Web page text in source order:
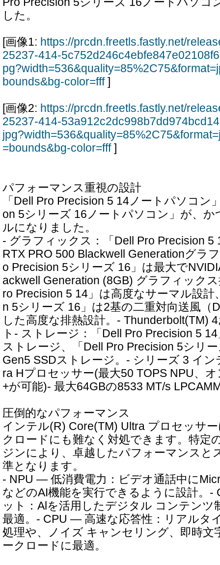
した。
[画像1: https://prcdn.freetls.fastly.net/
25237-414-
bounds&bg-color=fff]
[画像2: https://prcdn.freetls.fastly.net/
25237-414-
=bounds&bg-color=fff]
パフォーマンス重視の設計
「Dell Pro Precision 5 14ノートパソコン
on 5シリーズ 16ノートパソコン」が、
ルになりました。
- グラフィックス：「Dell Pro Precision 5
RTX PRO 500 Blackwell Generationグラ
o Precision 5シリーズ 16」は最大で
ackwell Generation (8GB) グラフィック
ro Precision 5 14」は高度なサーマル設計
n 5シリーズ 16」は2基の二重対向送風（
した高度な排熱設計。- Thunderbolt(TM)
ト- ストレージ：「Dell Pro Precision 5
ストレージ、「Dell Pro Precision 5シリ
Gen5 SSDストレージ。- シリーズ 3 イ
ra Hプロセッサー(最大50 TOPS NPU、
+が可能)- 最大64GBの8533 MT/s
圧倒的なパフォーマンス
インテル(R) Core(TM) Ultra プロセッサ
クロードにも難なく対処できます。特定
ジンにより、卓越したパフォーマンスと
準となります。
- NPU ― 低消費電力：ビデオ通話中に
などのAI機能を実行できるように設計。
ット：Alを活用したデジタル コンテンツ
最適。- CPU ― 高速な応答性：リアルタ
処理や、ノイズ キャンセリング、即時文
ークロードに最適。